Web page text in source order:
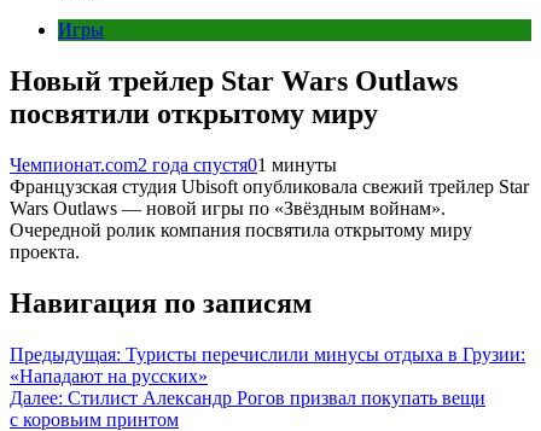
Игры
Новый трейлер Star Wars Outlaws
посвятили открытому миру
Чемпионат.com2 года спустя01 минуты
Французская студия Ubisoft опубликовала свежий трейлер Star
Wars Outlaws — новой игры по «Звёздным войнам».
Очередной ролик компания посвятила открытому миру
проекта.
Навигация по записям
Предыдущая: Туристы перечислили минусы отдыха в Грузии:
«Нападают на русских»
Далее: Стилист Александр Рогов призвал покупать вещи
с коровьим принтом